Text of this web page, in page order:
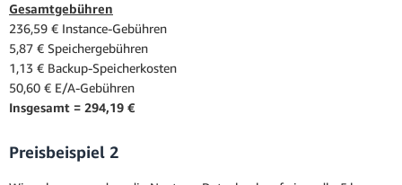
Gesamtgebühren
236,59 € Instance-Gebühren
5,87 € Speichergebühren
1,13 € Backup-Speicherkosten
50,60 € E/A-Gebühren
Insgesamt = 294,19 €
Preisbeispiel 2